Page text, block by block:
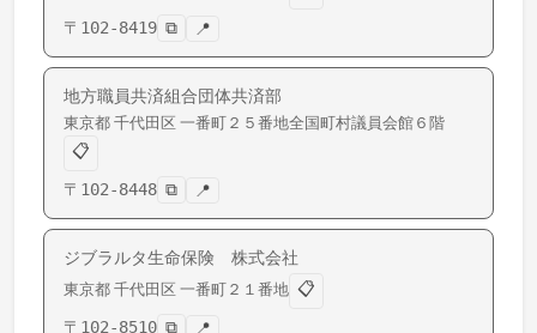
〒 102-8419 ⧉ 📍
地方職員共済組合団体共済部
東京都 千代田区 一番町 ２５番地全国町村議員会館６階
📋
〒 102-8448 ⧉ 📍
ジブラルタ生命保険 株式会社
東京都 千代田区 一番町 ２１番地 📋
〒 102-8510 ⧉ 📍